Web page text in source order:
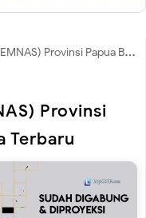
Provinsi Papua Barat Daya Terbaru
Provinsi
Terbaru